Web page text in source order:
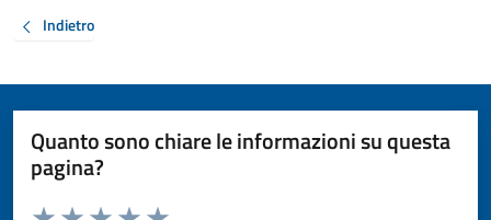
Indietro
Quanto sono chiare le informazioni su questa
pagina?
Valuta da 1 a 5 stelle la pagina